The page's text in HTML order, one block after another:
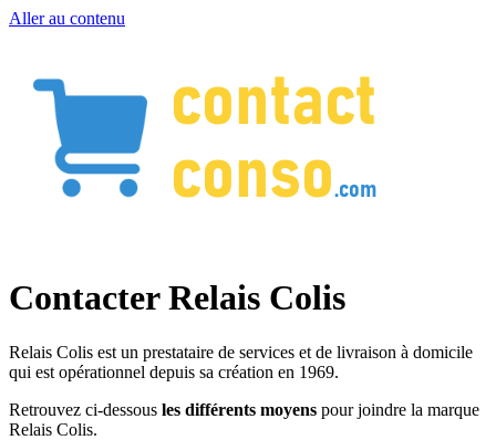
Aller au contenu
Contacter Relais Colis
Relais Colis est un prestataire de services et de livraison à domicile
qui est opérationnel depuis sa création en 1969.
Retrouvez ci-dessous les différents moyens pour joindre la marque
Relais Colis.